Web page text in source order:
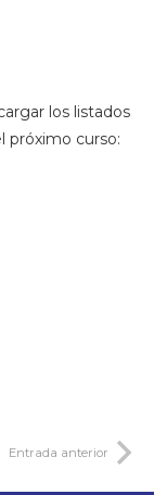
los listados
próximo curso:
Entrada anterior